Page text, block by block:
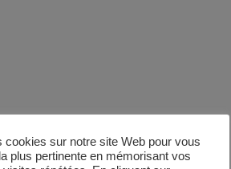
de collecte»Avenue Caumont la
cookies sur notre site Web pour vous
plus pertinente en mémorisant vos